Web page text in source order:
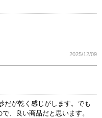
2025/12/09
だが乾く感じがします。でも
、良い商品だと思います。